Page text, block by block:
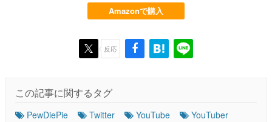
Amazonで購入
反応
この記事に関するタグ
PewDiePie Twitter YouTube
YouTuber